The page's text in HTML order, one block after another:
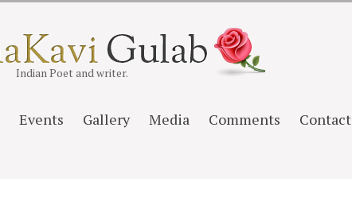
Indian Poet and writer.
Events Gallery Media Comments Contact